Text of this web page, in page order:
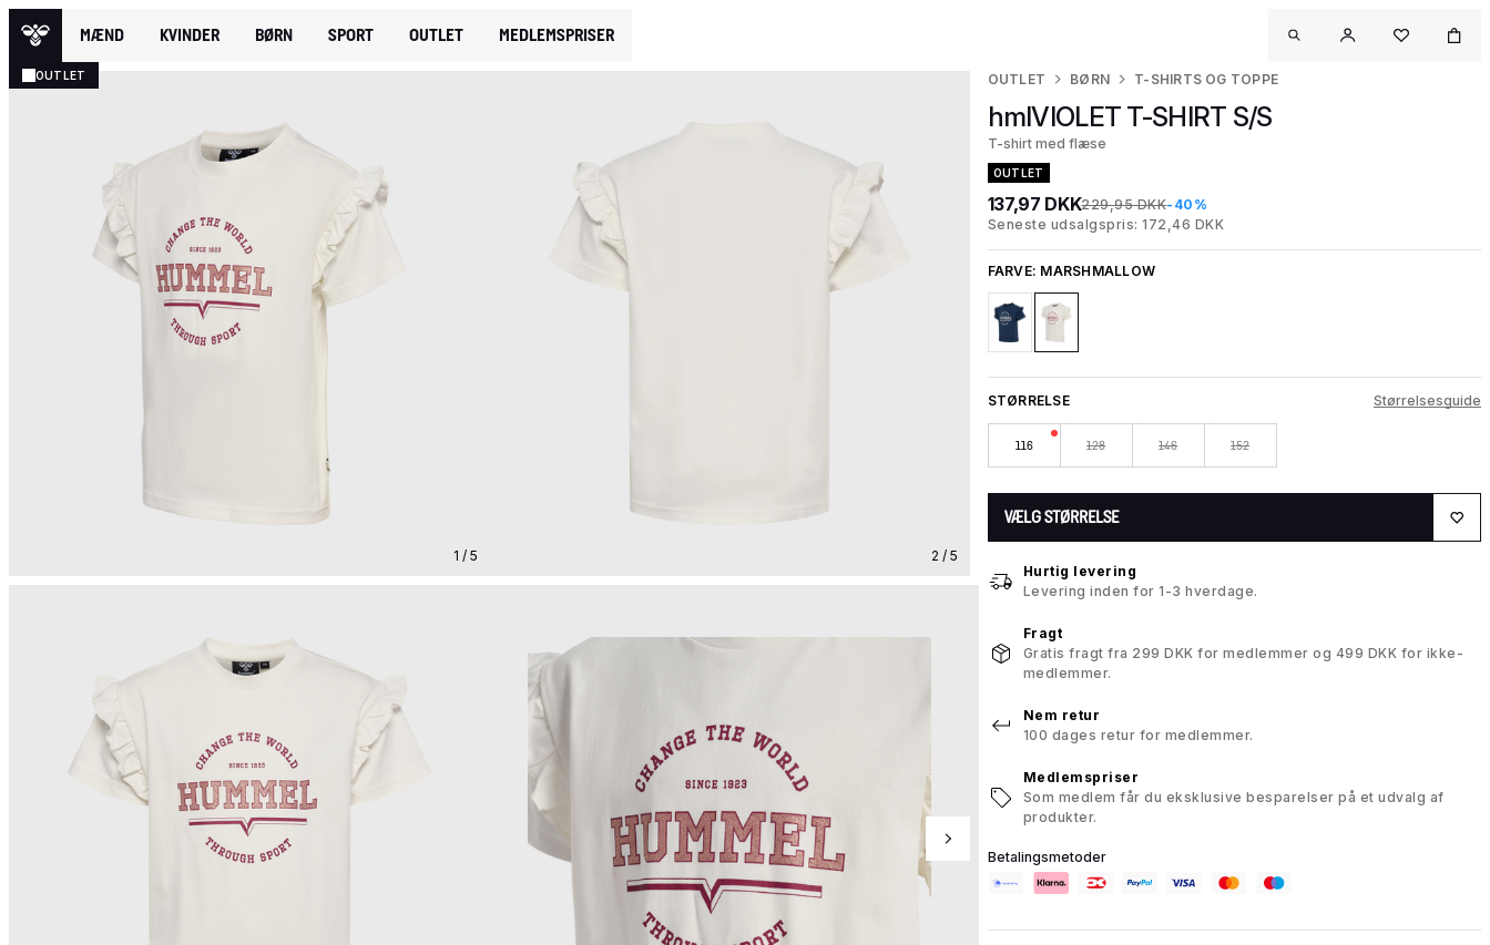
MÆND KVINDER BØRN SPORT OUTLET MEDLEMSPRISER
OUTLET
1 / 5 2 / 5
OUTLET BØRN T-SHIRTS OG TOPPE
hmlVIOLET T-SHIRT S/S
T-shirt med flæse
OUTLET
137,97 DKK229,95 DKK-40%
Seneste udsalgspris: 172,46 DKK
FARVE: MARSHMALLOW
STØRRELSE Størrelsesguide
116 128 146 152
VÆLG STØRRELSE
Hurtig levering
Levering inden for 1-3 hverdage.
Fragt
Gratis fragt fra 299 DKK for medlemmer og 499 DKK for ikke-
medlemmer.
Nem retur
100 dages retur for medlemmer.
Medlemspriser
Som medlem får du eksklusive besparelser på et udvalg af
produkter.
Betalingsmetoder